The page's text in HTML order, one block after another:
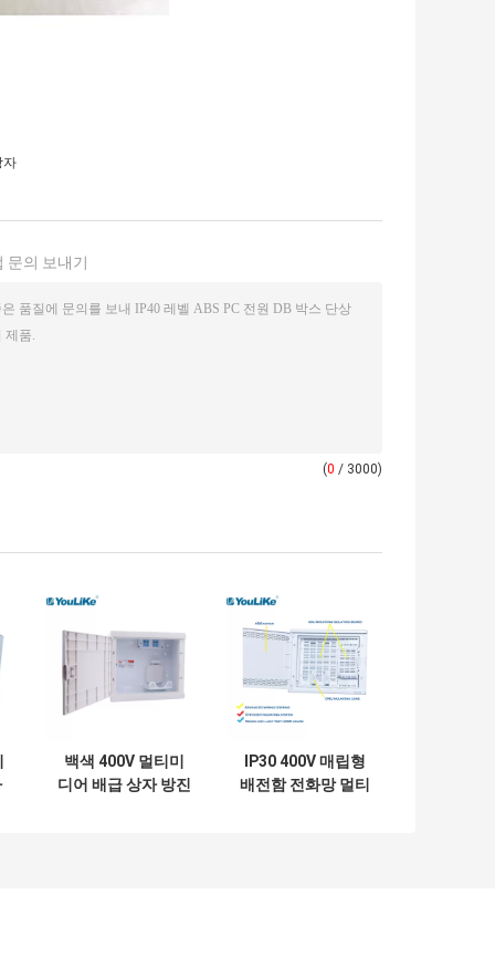
자
문의 보내기
(0 / 3000)
백색 400V 멀티미
디어 배급 상자 방진
IP30 400V 매립형
배전함 전화망 멀티